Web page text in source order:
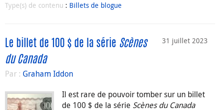
Type(s) de contenu : Billets de blogue
31 juillet 2023
Le billet de 100 $ de la série Scènes
du Canada
Par : Graham Iddon
Il est rare de pouvoir tomber sur un billet
de 100 $ de la série Scènes du Canada